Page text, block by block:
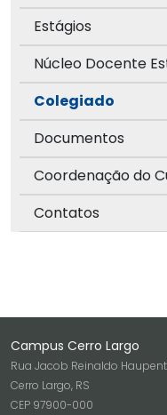
Estágios
Núcleo Docente
Colegiado
Documentos
Coordenação do
Contatos
Campus Cerro Largo
Rua Jacob Reinaldo
Cerro Largo, RS
CEP 97900-000